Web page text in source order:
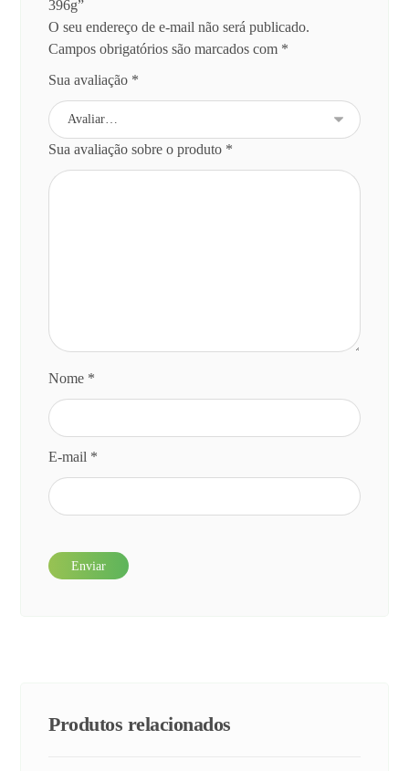
396g”
O seu endereço de e-mail não será publicado.
Campos obrigatórios são marcados com *
Sua avaliação *
Sua avaliação sobre o produto *
Nome *
E-mail *
Produtos relacionados